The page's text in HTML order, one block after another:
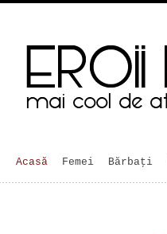
Acasă Femei Bărbaţi